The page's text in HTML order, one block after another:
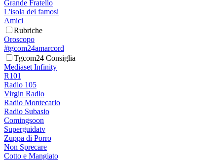
Grande Fratello
L'isola dei famosi
Amici
Rubriche
Oroscopo
#tgcom24amarcord
Tgcom24 Consiglia
Mediaset Infinity
R101
Radio 105
Virgin Radio
Radio Montecarlo
Radio Subasio
Comingsoon
Superguidatv
Zuppa di Porro
Non Sprecare
Cotto e Mangiato